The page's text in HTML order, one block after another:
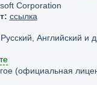
Corporation
ссылка
Русский, Английский и
(официальная